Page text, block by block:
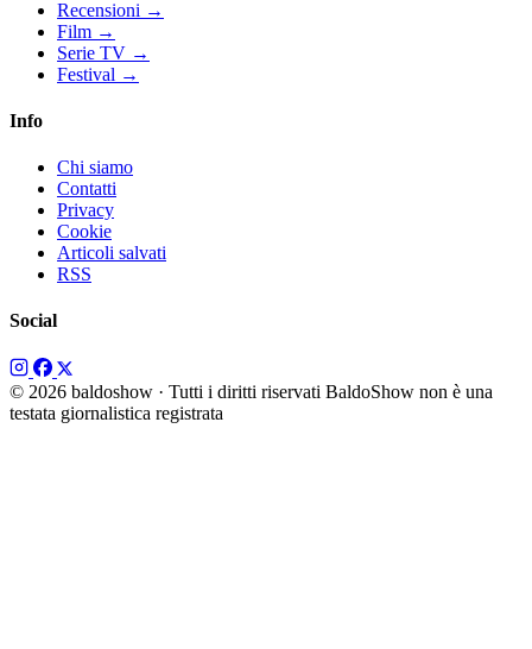
Recensioni →
Film →
Serie TV →
Festival →
Info
Chi siamo
Contatti
Privacy
Cookie
Articoli salvati
RSS
Social
© 2026 baldoshow · Tutti i diritti riservati BaldoShow non è una
testata giornalistica registrata